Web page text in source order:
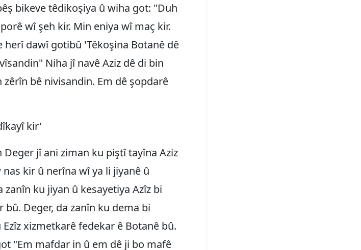
bikeve têdikoşiya û wiha got: "Duh
wî şeh kir. Min eniya wî maç kir.
herî dawî gotibû 'Têkoşina Botanê dê
Niha jî navê Aziz dê di bin
bê nivisandin. Em dê şopdarê
kir'
Deger jî ani ziman ku piştî tayîna Aziz
kir û nerîna wî ya li jiyanê û
ku jiyan û kesayetiya Azîz bi
Deger, da zanîn ku dema bi
xizmetkarê fedekar ê Botanê bû.
"Em mafdar in û em dê ji bo mafê